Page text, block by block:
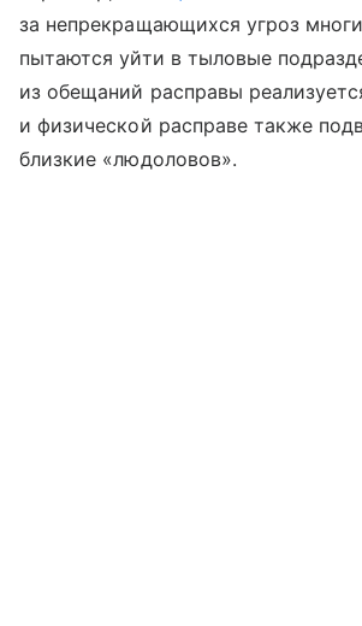
за непрекращающихся угроз
пытаются уйти в тыловые
из обещаний расправы
и физической расправе также
близкие «людоловов».